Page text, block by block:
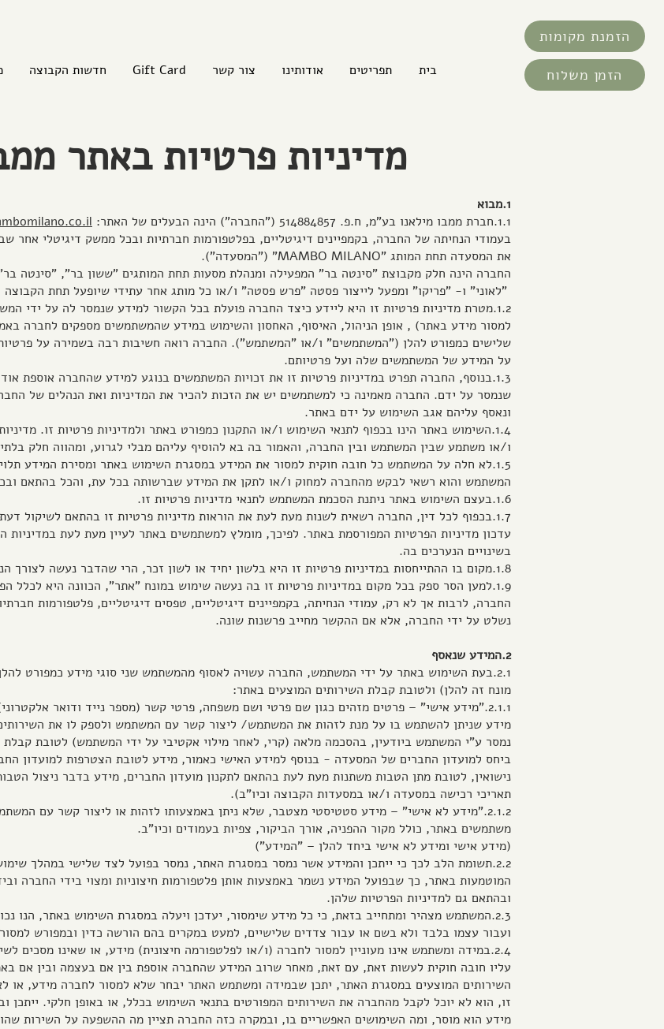
בית תפריטים אודותינו צור קשר Gift Card חדשות הקבוצה
הזמנת מקומות
הזמן משלוח
מדיניות פרטיות באתר
1.מבוא
1.1.חברת ממבו מילאנו בע"מ, ח.פ. 514884857 ("החברה") הינה הבעלים של האתר:
בעמודי הנחיתה של החברה, בקמפיינים דיגיטליים, בפלטפורמות חברתיות ובכל ממשק דיגיטלי
את המסעדה תחת המותג "MAMBO MILANO" ("המסעדה").
החברה הינה חלק מקבוצת "סינטה בר" המפעילה ומנהלת מסעות תחת המותגים "ששון בר", "סינטה
"לאוני" ו- "פריקו" ומפעל לייצור פסטה "פרש פסטה" ו/או כל מותג אחר עתידי שיופעל תחת
1.2.מטרת מדיניות פרטיות זו היא ליידע כיצד החברה פועלת בכל הקשור למידע שנמסר לה על
למסור מידע באתר) , אופן הניהול, האיסוף, האחסון והשימוש במידע שהמשתמשים מספקים לחברה
שלישים כמפורט להלן ("המשתמשים" ו/או "המשתמש"). החברה רואה חשיבות רבה בשמירה על
על המידע של המשתמשים שלה ועל פרטיותם.
1.3.בנוסף, החברה תפרט במדיניות פרטיות זו את זכויות המשתמשים בנוגע למידע שהחברה אוספת
שנמסר על ידם. החברה מאמינה כי למשתמשים יש את הזכות להכיר את המדיניות ואת הנהלים של
ונאסף עליהם אגב השימוש על ידם באתר.
1.4.השימוש באתר הינו בכפוף לתנאי השימוש ו/או התקנון כמפורט באתר ולמדיניות פרטיות זו.
ו/או משתמע שבין המשתמש ובין החברה, והאמור בה בא להוסיף עליהם מבלי לגרוע, ומהווה חלק
1.5.לא חלה על המשתמש כל חובה חוקית למסור את המידע במסגרת השימוש באתר ומסירת המידע
המשתמש והוא רשאי לבקש מהחברה למחוק ו/או לתקן את המידע שברשותה בכל עת, והכל בהתאם ובכפוף
1.6.בעצם השימוש באתר ניתנת הסכמת המשתמש לתנאי מדיניות פרטיות זו.
1.7.בכפוף לכל דין, החברה רשאית לשנות מעת לעת את הוראות מדיניות פרטיות זו בהתאם לשיקול
עדכון מדיניות הפרטיות המפורסמת באתר. לפיכך, מומלץ למשתמשים באתר לעיין מעת לעת
בשינויים הנערכים בה.
1.8.מקום בו ההתייחסות במדיניות פרטיות זו היא בלשון יחיד או לשון זכר, הרי שהדבר נעשה לצורך הנוחות והכוונה היא לכל המשתמשים באתר.
1.9.למען הסר ספק בכל מקום במדיניות פרטיות זו בה נעשה שימוש במונח "אתר", הכוונה היא לכלל
החברה, לרבות אך לא רק, עמודי הנחיתה, בקמפיינים דיגיטליים, טפסים דיגיטליים, פלטפורמות
נשלט על ידי החברה, אלא אם ההקשר מחייב פרשנות שונה.
2.המידע שנאסף
2.1.בעת השימוש באתר על ידי המשתמש, החברה עשויה לאסוף מהמשתמש שני סוגי מידע כמפורט
מונח זה להלן) ולטובת קבלת השירותים המוצעים באתר:
2.1.1."מידע אישי" – פרטים מזהים כגון שם פרטי ושם משפחה, פרטי קשר (מספר נייד ודואר
מידע שניתן להשתמש בו על מנת לזהות את המשתמש/ ליצור קשר עם המשתמש ולספק לו את
נמסר ע"י המשתמש ביודעין, בהסכמה מלאה (קרי, לאחר מילוי אקטיבי על ידי המשתמש) לטובת
ביחס למועדון החברים של המסעדה - בנוסף למידע האישי כאמור, מידע לטובת הצטרפות למועדון
נישואין, לטובת מתן הטבות משתנות מעת לעת בהתאם לתקנון מועדון החברים, מידע בדבר ניצול
תאריכי רכישה במסעדה ו/או במסעדות הקבוצה וכיו"ב).
2.1.2."מידע לא אישי" – מידע סטטיסטי מצטבר, שלא ניתן באמצעותו לזהות או ליצור קשר עם
משתמשים באתר, כולל מקור ההפניה, אורך הביקור, צפיות בעמודים וכיו"ב.
(מידע אישי ומידע לא אישי ביחד להלן – "המידע")
2.2.תשומת הלב לכך כי ייתכן והמידע אשר נמסר במסגרת האתר, נמסר בפועל לצד שלישי במהלך
המוטמעות באתר, כך שבפועל המידע נשמר באמצעות אותן פלטפורמות חיצוניות ומצוי בידי החברה
ובהתאם גם למדיניות הפרטיות שלהן.
2.3.המשתמש מצהיר ומתחייב בזאת, כי כל מידע שימסור, יעדכן ויעלה במסגרת השימוש באתר, הנו
ועבור עצמו בלבד ולא בשם או עבור צדדים שלישיים, למעט במקרים בהם הורשה כדין ובמפורש
2.4.במידה ומשתמש אינו מעוניין למסור לחברה (ו/או לפלטפורמה חיצונית) מידע, או שאינו מסכים
עליו חובה חוקית לעשות זאת, עם זאת, מאחר שרוב המידע שהחברה אוספת בין אם בעצמה ובין אם
השירותים המוצעים במסגרת האתר, יתכן שבמידה ומשתמש האתר יבחר שלא למסור לחברה מידע, או
זו, הוא לא יוכל לקבל מהחברה את השירותים המפורטים בתנאי השימוש בכלל, או באופן חלקי. ייתכן
מידע הוא מוסר, ומה השימושים האפשריים בו, ובמקרה כזה החברה תציין מה ההשפעה על השירות